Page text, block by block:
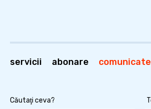
servicii abonare comunicate